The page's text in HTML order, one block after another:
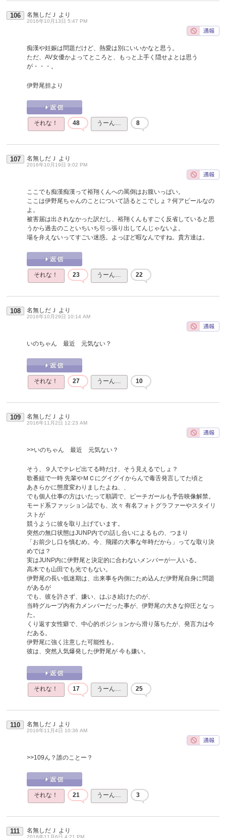
106 名無しだＪ より
2016年10月13日 5:47 PM
痴漢や妊娠は問題だけど、熱愛は別にいいかなと思う。
ただ、AV女優かよってところと、もっと上手く隠せよとは思う
が・・・。
伊野尾担より
それな！ 48 うーん… 8
107 名無しだＪ より
2016年10月19日 9:02 PM
ここでも痴漢痴漢って裕翔くんへの罵倒はお腹いっぱい。
ここは伊野尾ちゃんのことについて語るとこでしょ？何アピールなの
よ。
被害届は出されなかった訳だし、裕翔くんもすごく反省していると思
うから過去のこといちいち引っ張り出してんじゃないよ。
場を弁えないってすごい迷惑。よっぽど暇なんですね。貴方達は。
それな！ 23 うーん… 22
108 名無しだＪ より
2016年10月29日 10:14 AM
いのちゃん 最近 元気ない？
それな！ 27 うーん… 10
109 名無しだＪ より
2016年11月2日 12:23 AM
>>いのちゃん 最近 元気ない？
そう、９人でテレビ出てる時だけ、そう見えるでしょ？
歌番組で一時 先輩やＭＣにグイグイからんで毒舌発言してた頃と
あきらかに態度変わりましたよね、、
でも個人仕事の方はいたって順調で、ピーチガールも予告映像解禁。
モード系ファッション誌でも、次々 有名フォトグラファーやスタイリ
ストが
競うように彼を取り上げています。
突然の無口状態はJUNP内での話し合いによるもの、つまり
「お前少し口を慎むめ。今、飛躍の大事な年時だから」ってな取り決
めでは？
実はJUNP内に伊野尾と決定的に合わないメンバーが一人いる。
高木でも山田でも光でもない。
伊野尾の長い低迷期は、出来事を内側にため込んだ伊野尾自身に問題
があるが
でも、彼を許さず、嫌い、はぶき続けたのが、
当時グループ内有力メンバーだった事が、伊野尾の大きな抑圧となっ
た。
くり返す女性癖で、中心的ポジションから滑り落ちたが、発言力は今
だある。
伊野尾に強く注意した可能性も。
彼は、突然人気爆発した伊野尾が 今も嫌い。
それな！ 17 うーん… 25
110 名無しだＪ より
2016年11月4日 10:36 AM
>>109ん？誰のことー？
それな！ 21 うーん… 3
111 名無しだＪ より
2016年11月6日 4:21 PM